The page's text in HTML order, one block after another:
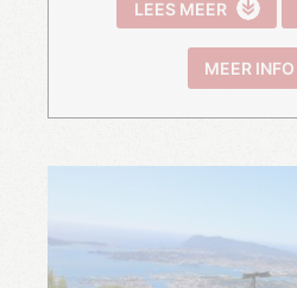
LEES MEER
MEER INFO